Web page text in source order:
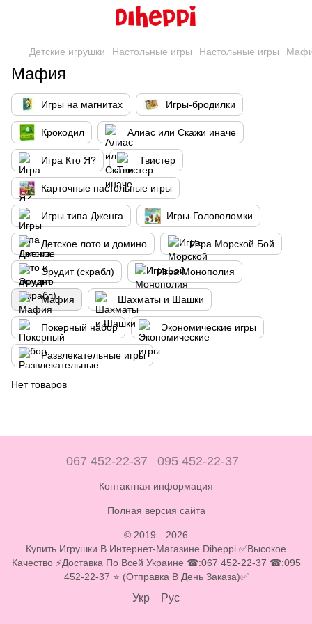
Детские игрушки Настольные игры Настольные игры
Мафия
Игры на магнитах Игры-бродилки
Крокодил Алиас или Скажи иначе
Игра Кто Я? Твистер
Карточные настольные игры
Игры типа Дженга Игры-Головоломки
Детское лото и домино Игра Морской Бой
Эрудит (скрабл) Игра Монополия
Мафия Шахматы и Шашки
Покерный набор Экономические игры
Развлекательные игры
Нет товаров
067 452-22-37 095 452-22-37
Контактная информация
Полная версия сайта
© 2019—2026
Купить Игрушки В Интернет-Магазине Diheppi ✅Высокое
Качество ⚡Доставка По Всей Украине ☎:067 452-22-37 ☎:095
452-22-37 ⭐ (Отправка В День Заказа)✅
Укр Рус